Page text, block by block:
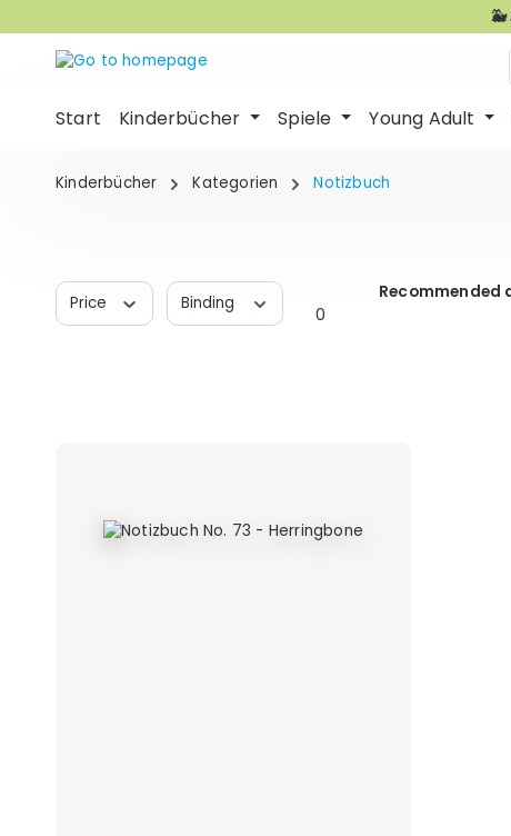
Start Kinderbücher Spiele Young Adult
Kinderbücher Kategorien Notizbuch
Price Binding
Recommended
0